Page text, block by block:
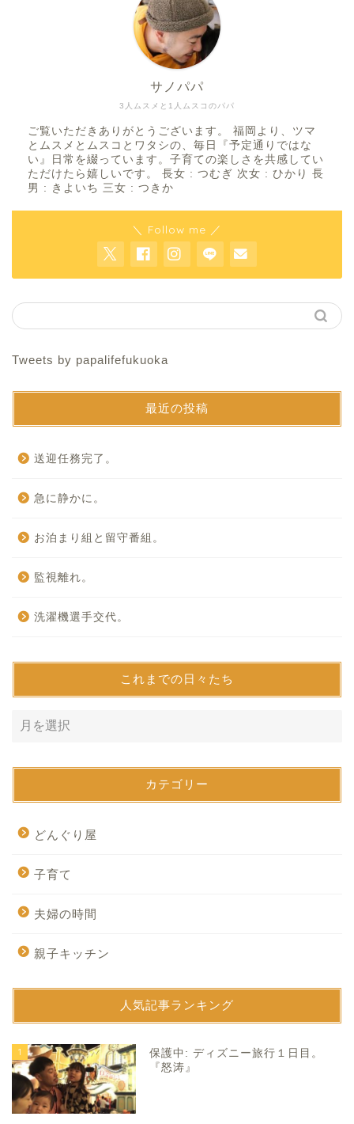
3人ムスメと1人ムスコのパパ
サノパパ
ご覧いただきありがとうございます。 福岡より、ツマ
とムスメとムスコとワタシの、毎日『予定通りではな
い』日常を綴っています。子育ての楽しさを共感してい
ただけたら嬉しいです。 長女 : つむぎ 次女 : ひかり 長
男 : きよいち 三女 : つきか
＼ Follow me ／
Tweets by papalifefukuoka
最近の投稿
送迎任務完了。
急に静かに。
お泊まり組と留守番組。
監視離れ。
洗濯機選手交代。
これまでの日々たち
カテゴリー
どんぐり屋
子育て
夫婦の時間
親子キッチン
人気記事ランキング
1
保護中: ディズニー旅行１日目。
『怒涛』